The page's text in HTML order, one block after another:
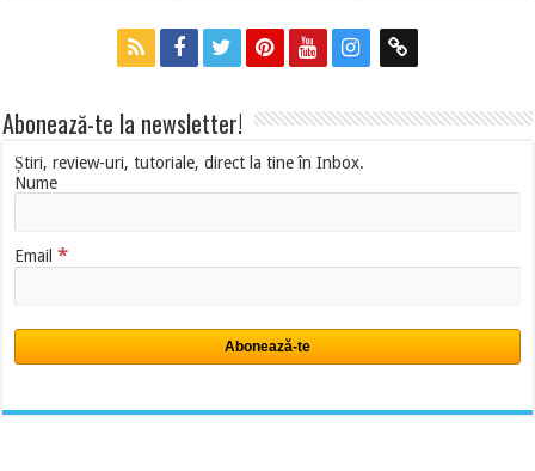
Abonează-te la newsletter!
Știri, review-uri, tutoriale, direct la tine în Inbox.
Nume
Email*